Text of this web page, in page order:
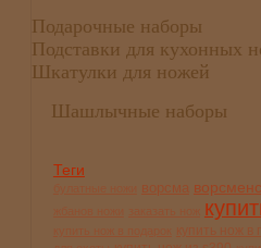
Подарочные наборы
Подставки для кухонных
Шкатулки для ножей
Шашлычные наборы
Теги
ворсма